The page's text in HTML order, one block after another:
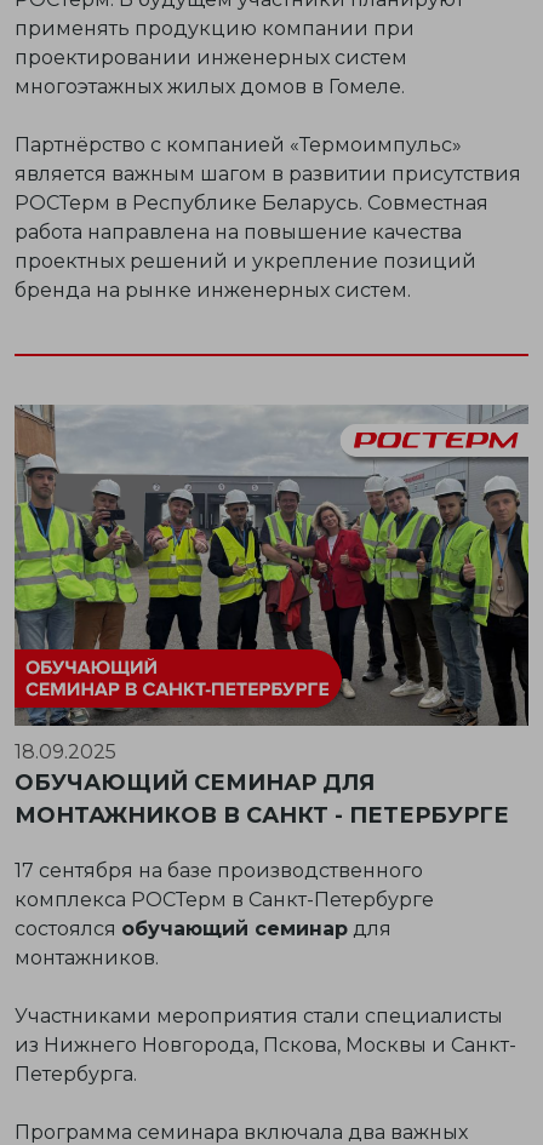
применять продукцию компании при
проектировании инженерных систем
многоэтажных жилых домов в Гомеле.
Партнёрство с компанией «Термоимпульс»
является важным шагом в развитии присутствия
РОСТерм в Республике Беларусь. Совместная
работа направлена на повышение качества
проектных решений и укрепление позиций
бренда на рынке инженерных систем.
18.09.2025
ОБУЧАЮЩИЙ СЕМИНАР ДЛЯ
МОНТАЖНИКОВ В САНКТ - ПЕТЕРБУРГЕ
17 сентября на базе производственного
комплекса РОСТерм в Санкт-Петербурге
состоялся обучающий семинар для
монтажников.
Участниками мероприятия стали специалисты
из Нижнего Новгорода, Пскова, Москвы и Санкт-
Петербурга.
Программа семинара включала два важных